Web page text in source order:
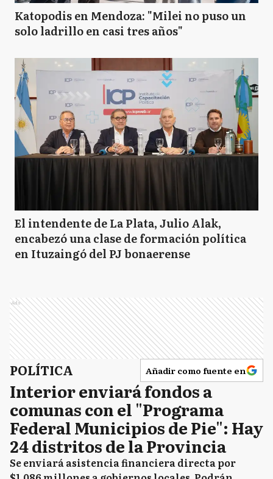
Katopodis en Mendoza: "Milei no puso un
solo ladrillo en casi tres años"
El intendente de La Plata, Julio Alak,
encabezó una clase de formación política
en Ituzaingó del PJ bonaerense
Ads
POLÍTICA Añadir como fuente en
Interior enviará fondos a
comunas con el "Programa
Federal Municipios de Pie": Hay
24 distritos de la Provincia
Se enviará asistencia financiera directa por